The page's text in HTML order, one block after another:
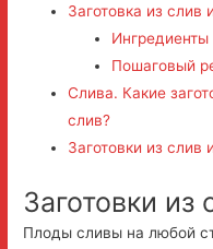
Заготовка из слив
Ингредиенты
Пошаговый
Слива. Какие
слив?
Заготовки из слив
Заготовки из
Плоды сливы на любой